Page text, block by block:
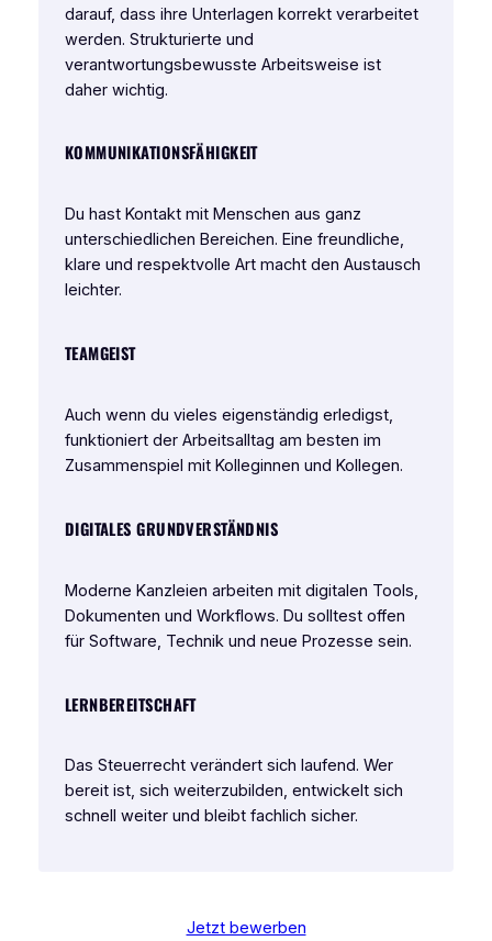
darauf, dass ihre Unterlagen korrekt verarbeitet
werden. Strukturierte und
verantwortungsbewusste Arbeitsweise ist
daher wichtig.
KOMMUNIKATIONSFÄHIGKEIT
Du hast Kontakt mit Menschen aus ganz
unterschiedlichen Bereichen. Eine freundliche,
klare und respektvolle Art macht den Austausch
leichter.
TEAMGEIST
Auch wenn du vieles eigenständig erledigst,
funktioniert der Arbeitsalltag am besten im
Zusammenspiel mit Kolleginnen und Kollegen.
DIGITALES GRUNDVERSTÄNDNIS
Moderne Kanzleien arbeiten mit digitalen Tools,
Dokumenten und Workflows. Du solltest offen
für Software, Technik und neue Prozesse sein.
LERNBEREITSCHAFT
Das Steuerrecht verändert sich laufend. Wer
bereit ist, sich weiterzubilden, entwickelt sich
schnell weiter und bleibt fachlich sicher.
Jetzt bewerben